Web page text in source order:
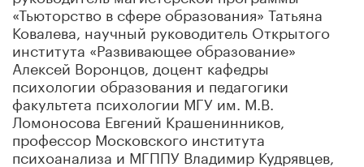
«Тьюторство в сфере образования» Татьяна
Ковалева, научный руководитель Открытого
института «Развивающее образование»
Алексей Воронцов, доцент кафедры
психологии образования и педагогики
факультета психологии МГУ им. М.В.
Ломоносова Евгений Крашенинников,
профессор Московского института
психоанализа и МГППУ Владимир Кудрявцев,